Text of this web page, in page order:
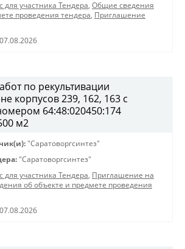
для участника Тендера, Общие сведения
проведения тендера, Приглашение
07.08.2026
по рекультивации
корпусов 239, 162, 163 с
64:48:020450:174
м2
"Саратоворгсинтез"
"Саратоворгсинтез"
для участника Тендера, Приглашение на
об объекте и предмете проведения
07.08.2026